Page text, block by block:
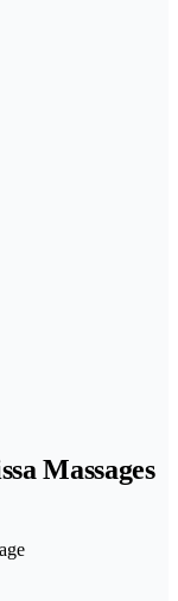
Massages